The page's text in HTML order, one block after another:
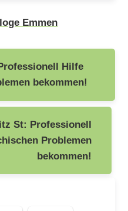
Emmen
Hilfe
bekommen!
St: Professionell
Problemen
bekommen!